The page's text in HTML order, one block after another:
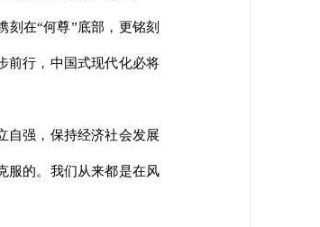
刻在“何尊”底部，更铭刻
前行，中国式现代化必将
自强，保持经济社会发展
服的。我们从来都是在风